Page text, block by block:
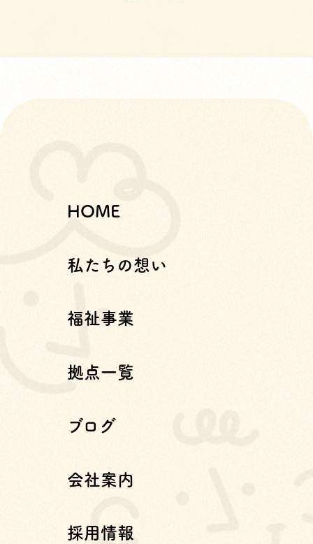
HOME
私たちの想い
福祉事業
拠点一覧
ブログ
会社案内
採用情報